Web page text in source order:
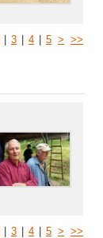
3 4 5 > >>
3 4 5 > >>